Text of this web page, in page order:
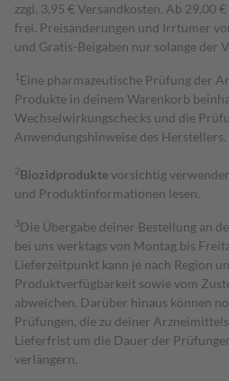
zzgl. 3,95 € Versandkosten. Ab 29,00
frei. Preisänderungen und Irrtümer
und Gratis-Beigaben nur solange der
1 Eine pharmazeutische Prüfung der
Produkte in deinem Warenkorb
Wechselwirkungschecks und die
Anwendungshinweise des Herstellers.
2Biozidproduktevorsichtig
und Produktinformationen lesen.
3Die Übergabe deiner Bestellung an
bei uns werktags von Montag bis
Lieferzeitpunkt kann je nach Region
Produktverfügbarkeit sowie vom
abweichen. Darüber hinaus können
Prüfungen, die zu deiner
Lieferfrist um die Dauer der
verlängern.